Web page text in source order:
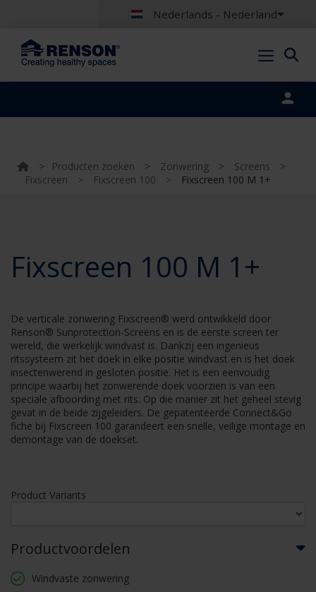
Nederlands - Nederland
> Producten zoeken > Zonwering > Screens
>
Fixscreen
> Fixscreen 100 > Fixscreen 100 M 1+
Fixscreen 100 M 1+
De verticale zonwering Fixscreen® werd ontwikkeld door
Renson® Sunprotection-Screens en is de eerste screen ter
wereld, die werkelijk windvast is. Dankzij een ingenieus
ritssysteem zit het doek in elke positie windvast en is het doek
insectenwerend in gesloten positie. Het is een eenvoudig
principe waarbij het zonwerende doek voorzien is van een
speciale afboording met rits. Op die manier zit het geheel stevig
gevat in de beide zijgeleiders. De gepatenteerde Connect&Go
fiche bij Fixscreen 100 garandeert een snelle, veilige montage en
demontage van de doekset.
Product Variants
Productvoordelen
Windvaste zonwering